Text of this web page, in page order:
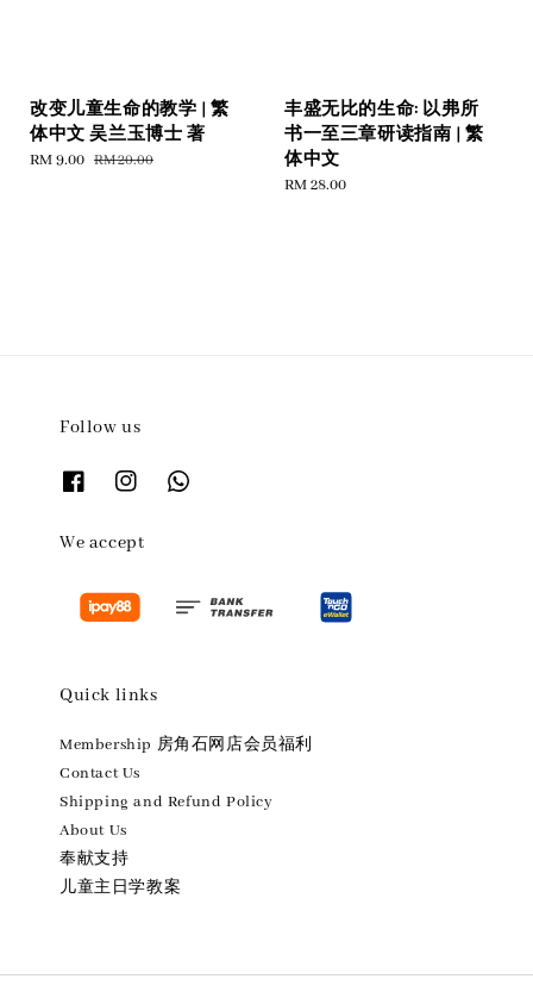
改变儿童生命的教学 | 繁
体中文 吴兰玉博士 著
Sale
RM 9.00 Regular
RM 20.00
丰盛无比的生命: 以弗所
书一至三章研读指南 | 繁
体中文
Regular
RM 28.00
Follow us
We accept
Quick links
Membership 房角石网店会员福利
Contact Us
Shipping and Refund Policy
About Us
奉献支持
儿童主日学教案